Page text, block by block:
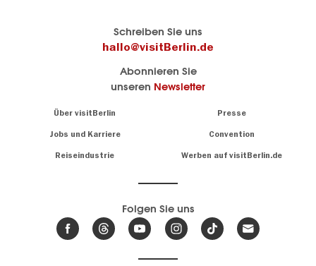
Schreiben Sie uns
hallo@visitBerlin.de
Abonnieren Sie
unseren Newsletter
Über visitBerlin Presse
Jobs und Karriere Convention
Reiseindustrie Werben auf visitBerlin.de
sind
für Sie da.
Tickets
Wir haben den
Insidertipps
Folgen Sie uns